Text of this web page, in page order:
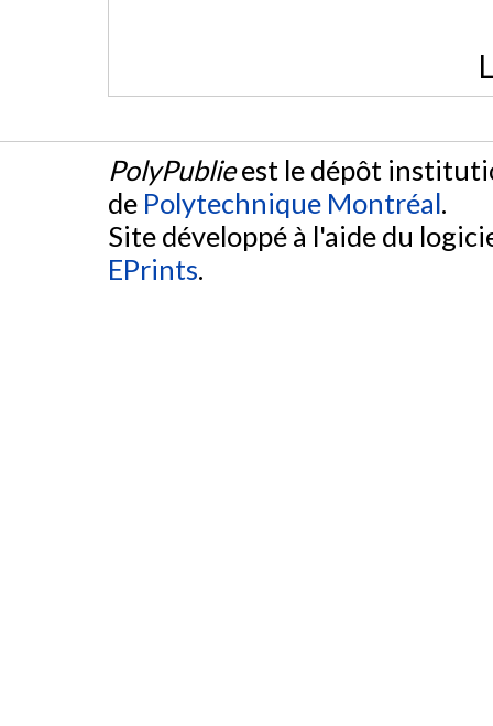
PolyPublieest le dépôt
de Polytechnique Montréal.
Site développé à l'aide du
EPrints.